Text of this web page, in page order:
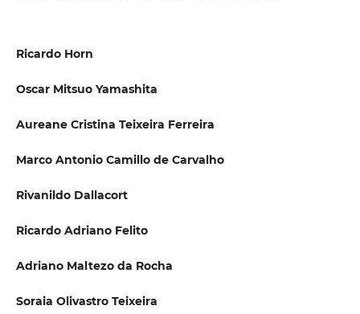
Ricardo Horn
Oscar Mitsuo Yamashita
Aureane Cristina Teixeira Ferreira
Marco Antonio Camillo de Carvalho
Rivanildo Dallacort
Ricardo Adriano Felito
Adriano Maltezo da Rocha
Soraia Olivastro Teixeira